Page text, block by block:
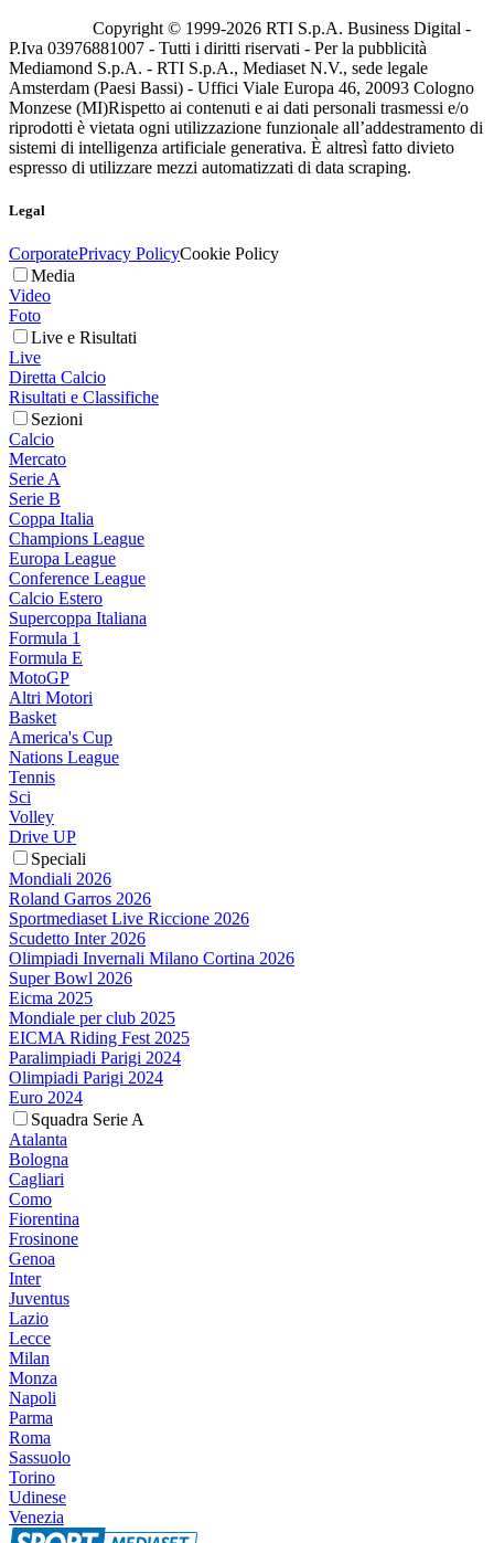
Copyright © 1999-2026 RTI S.p.A. Business Digital -
P.Iva 03976881007 - Tutti i diritti riservati - Per la pubblicità
Mediamond S.p.A. - RTI S.p.A., Mediaset N.V., sede legale
Amsterdam (Paesi Bassi) - Uffici Viale Europa 46, 20093 Cologno
Monzese (MI)Rispetto ai contenuti e ai dati personali trasmessi e/o
riprodotti è vietata ogni utilizzazione funzionale all’addestramento di
sistemi di intelligenza artificiale generativa. È altresì fatto divieto
espresso di utilizzare mezzi automatizzati di data scraping.
Legal
CorporatePrivacy PolicyCookie Policy
Media
Video
Foto
Live e Risultati
Live
Diretta Calcio
Risultati e Classifiche
Sezioni
Calcio
Mercato
Serie A
Serie B
Coppa Italia
Champions League
Europa League
Conference League
Calcio Estero
Supercoppa Italiana
Formula 1
Formula E
MotoGP
Altri Motori
Basket
America's Cup
Nations League
Tennis
Sci
Volley
Drive UP
Speciali
Mondiali 2026
Roland Garros 2026
Sportmediaset Live Riccione 2026
Scudetto Inter 2026
Olimpiadi Invernali Milano Cortina 2026
Super Bowl 2026
Eicma 2025
Mondiale per club 2025
EICMA Riding Fest 2025
Paralimpiadi Parigi 2024
Olimpiadi Parigi 2024
Euro 2024
Squadra Serie A
Atalanta
Bologna
Cagliari
Como
Fiorentina
Frosinone
Genoa
Inter
Juventus
Lazio
Lecce
Milan
Monza
Napoli
Parma
Roma
Sassuolo
Torino
Udinese
Venezia